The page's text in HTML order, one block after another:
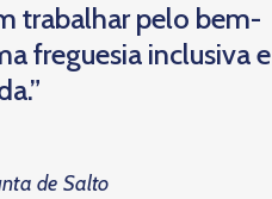
trabalhar pelo bem-
freguesia inclusiva e
de Salto